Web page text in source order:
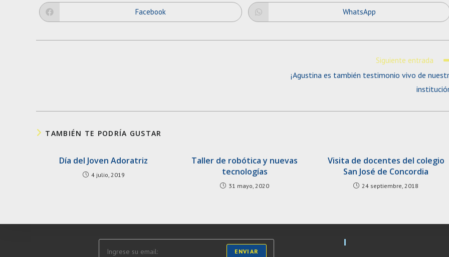
Opens
in
window
Facebook Opens
in
window
WhatsApp
Siguiente entrada
¡Agustina es también testimonio vivo de
TAMBIÉN TE PODRÍA GUSTAR
Día del Joven Adoratriz
4 julio, 2019
Taller de robótica y nuevas
tecnologías
31 mayo, 2020
Visita de docentes del colegio
San José de Concordia
24 septiembre, 2018
ENVIAR